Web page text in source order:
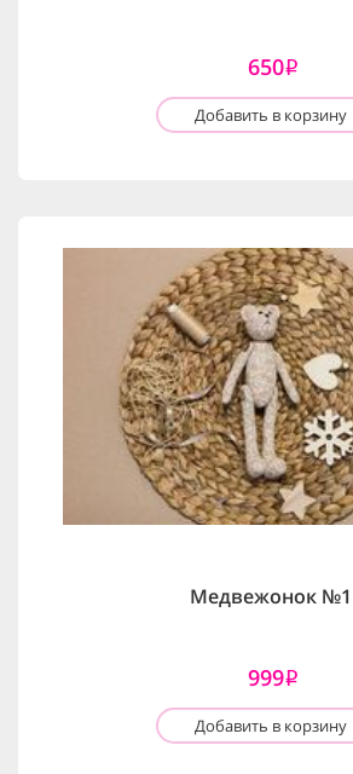
650i
Добавить в корзину
Медвежонок №1
999i
Добавить в корзину